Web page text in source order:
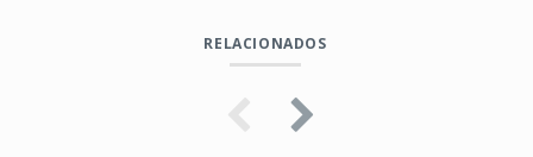
RELACIONADOS